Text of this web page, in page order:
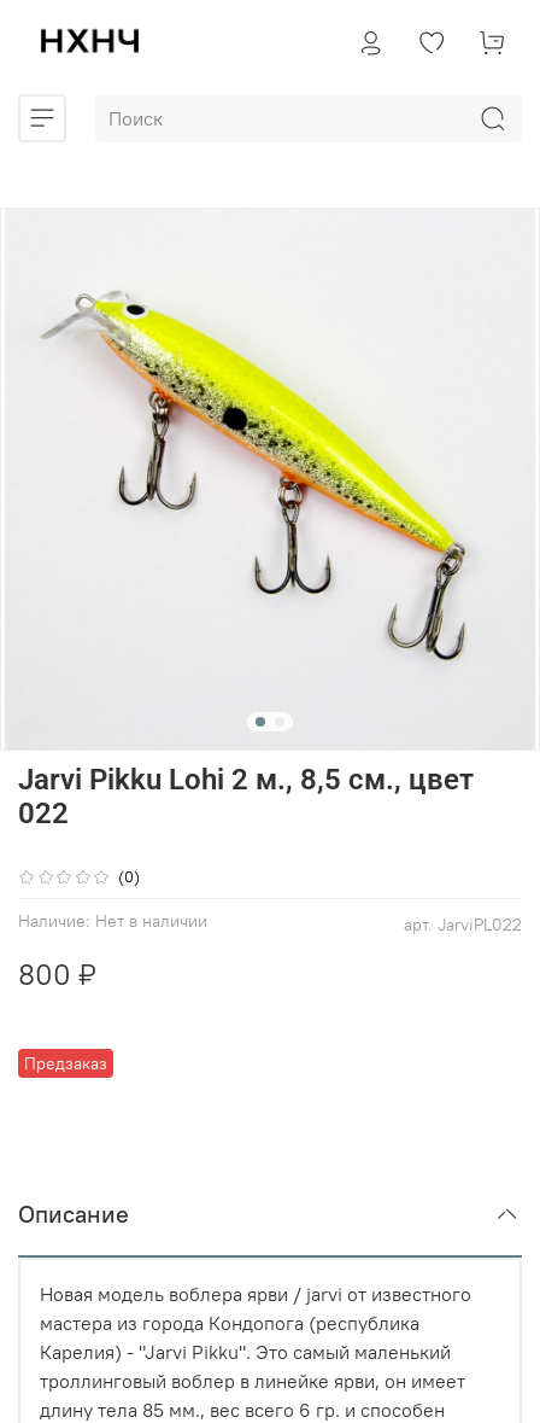
(0)
арт. JarviPL022
Наличие: Нет в наличии
Предзаказ
Jarvi Pikku Lohi 2 м., 8,5 см., цвет
022
800 ₽
Описание
Новая модель воблера ярви / jarvi от известного
мастера из города Кондопога (республика
Карелия) - "Jarvi Pikku". Это самый маленький
троллинговый воблер в линейке ярви, он имеет
длину тела 85 мм., вес всего 6 гр. и способен